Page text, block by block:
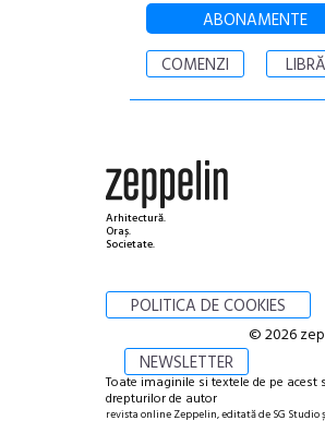
ABONAMENTE
COMENZI
Arhitectură.
Oraș.
Societate.
POLITICA DE COOKIES
NEWSLETTER
© 2026
Toate imaginile si textele de pe
drepturilor de autor
revista online Zeppelin, editată de SG Studio